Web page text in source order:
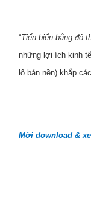
“Tiến biển bằng đô
những lợi ích kinh tế
lô bán nền) khắp
Mời download &